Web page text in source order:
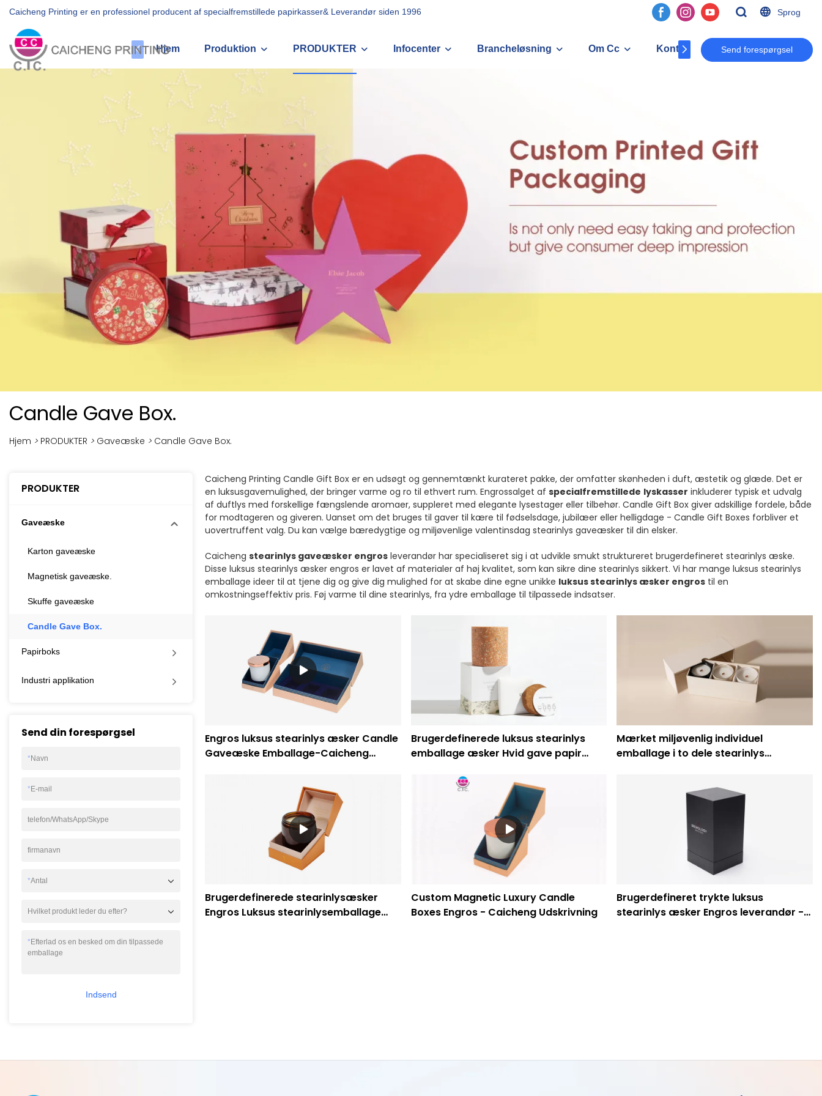
Caicheng Printing er en professionel producent af specialfremstillede papirkasser& Leverandør siden 1996 Sprog
Hjem Produktion PRODUKTER Infocenter Brancheløsning Om Cc Kontakt Send forespørgsel
Candle Gave Box.
Hjem > PRODUKTER > Gaveæske > Candle Gave Box.
PRODUKTER
Gaveæske
Karton gaveæske
Magnetisk gaveæske.
Skuffe gaveæske
Candle Gave Box.
Papirboks
Industri applikation
Send din forespørgsel
*Navn
*E-mail
telefon/WhatsApp/Skype
firmanavn
*Antal
Hvilket produkt leder du efter?
*Efterlad os en besked om din tilpassede
emballage
Indsend
Caicheng Printing Candle Gift Box er en udsøgt og gennemtænkt kurateret pakke, der omfatter skønheden i duft, æstetik og glæde. Det er
en luksusgavemulighed, der bringer varme og ro til ethvert rum. Engrossalget af specialfremstillede lyskasser inkluderer typisk et udvalg
af duftlys med forskellige fængslende aromaer, suppleret med elegante lysestager eller tilbehør. Candle Gift Box giver adskillige fordele, både
for modtageren og giveren. Uanset om det bruges til gaver til kære til fødselsdage, jubilæer eller helligdage - Candle Gift Boxes forbliver et
uovertruffent valg. Du kan vælge bæredygtige og miljøvenlige valentinsdag stearinlys gaveæsker til din elsker.
Caicheng stearinlys gaveæsker engros leverandør har specialiseret sig i at udvikle smukt struktureret brugerdefineret stearinlys æske.
Disse luksus stearinlys æsker engros er lavet af materialer af høj kvalitet, som kan sikre dine stearinlys sikkert. Vi har mange luksus stearinlys
emballage ideer til at tjene dig og give dig mulighed for at skabe dine egne unikke luksus stearinlys æsker engros til en
omkostningseffektiv pris. Føj varme til dine stearinlys, fra ydre emballage til tilpassede indsatser.
Engros luksus stearinlys æsker Candle
Gaveæske Emballage-Caicheng
Brugerdefinerede luksus stearinlys
emballage æsker Hvid gave papir
Mærket miljøvenlig individuel
emballage i to dele stearinlys
Brugerdefinerede stearinlysæsker
Engros Luksus stearinlysemballage
Custom Magnetic Luxury Candle
Boxes Engros - Caicheng Udskrivning
Brugerdefineret trykte luksus
stearinlys æsker Engros leverandør -